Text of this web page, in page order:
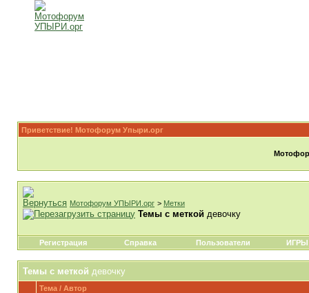
Приветствие! Мотофорум Упыри.орг
Мотофорум УПЫРИ.орг > Метки
Темы с меткой девочку
Регистрация Справка Пользователи ИГРЫ
Темы с меткой девочку
Тема / Автор